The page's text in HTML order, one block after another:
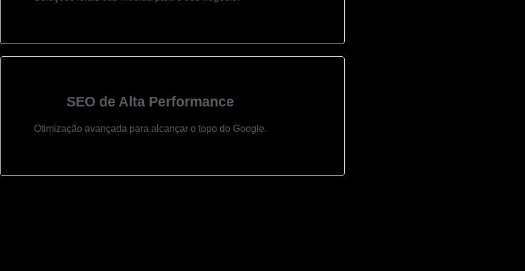
SEO de Alta Performance
Otimização avançada para alcançar o topo do Google.